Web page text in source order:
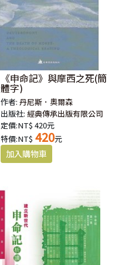
《申命記》與摩西之死(簡
體字)
作者:丹尼斯．奧爾森
出版社:經典傳承出版有限公司
定價:NT$ 420元
特價:NT$ 420元